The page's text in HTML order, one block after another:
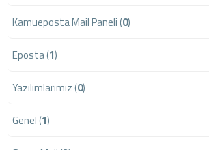
Kamueposta Mail Paneli (0)
Eposta (1)
Yazılımlarımız (0)
Genel (1)